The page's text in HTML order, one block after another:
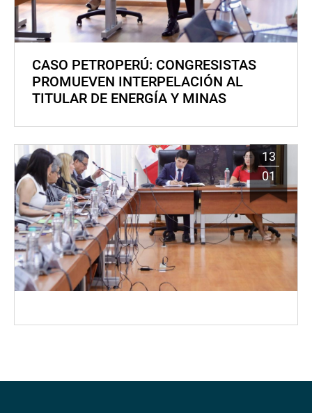
CASO PETROPERÚ: CONGRESISTAS
PROMUEVEN INTERPELACIÓN AL
TITULAR DE ENERGÍA Y MINAS
13
01